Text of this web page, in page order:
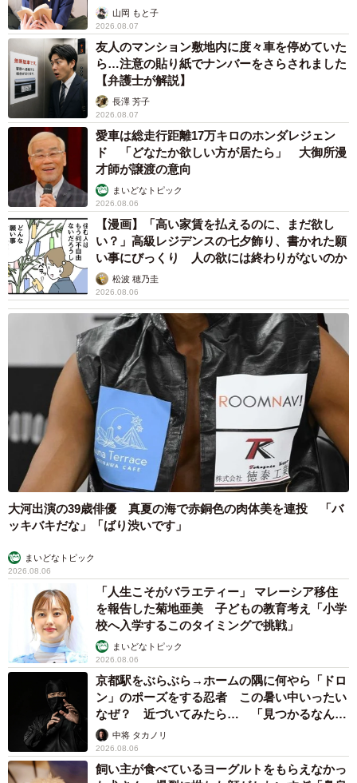
山岡 もと子
2026.08.07
友人のマンション敷地内に度々車を停めていた
ら…注意の貼り紙でナンバーをさらされました
【弁護士が解説】
長澤 芳子
2026.08.07
愛車は総走行距離17万キロのホンダレジェン
ド 「どなたか欲しい方が居たら」 大御所漫
才師が譲渡の意向
まいどなトピック
2026.08.06
【漫画】「高い家賃を払えるのに、まだ欲し
い？」高級レジデンスの七夕飾り、書かれた願
い事にびっくり 人の欲には終わりがないのか
松波 穂乃圭
2026.08.06
大河出演の39歳俳優 真夏の海で赤銅色の肉体美を連投 「バ
ッキバキだな」「ばり渋いです」
まいどなトピック
2026.08.06
「人生こそがバラエティー」 マレーシア移住
を報告した菊地亜美 子どもの教育考え「小学
校へ入学するこのタイミングで挑戦」
まいどなトピック
2026.08.06
京都駅をぶらぶら→ホームの隅に何やら「ドロ
ン」のポーズをする忍者 この暑い中いったい
なぜ？ 近づいてみたら… 「見つかるなんて
未熟」中将 タカノリ
2026.08.06
飼い主が食べているヨーグルトをもらえなかっ